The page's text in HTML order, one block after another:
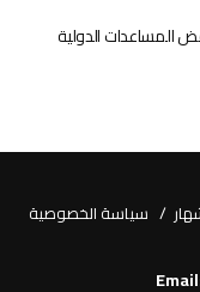
سياسة الخصوصية